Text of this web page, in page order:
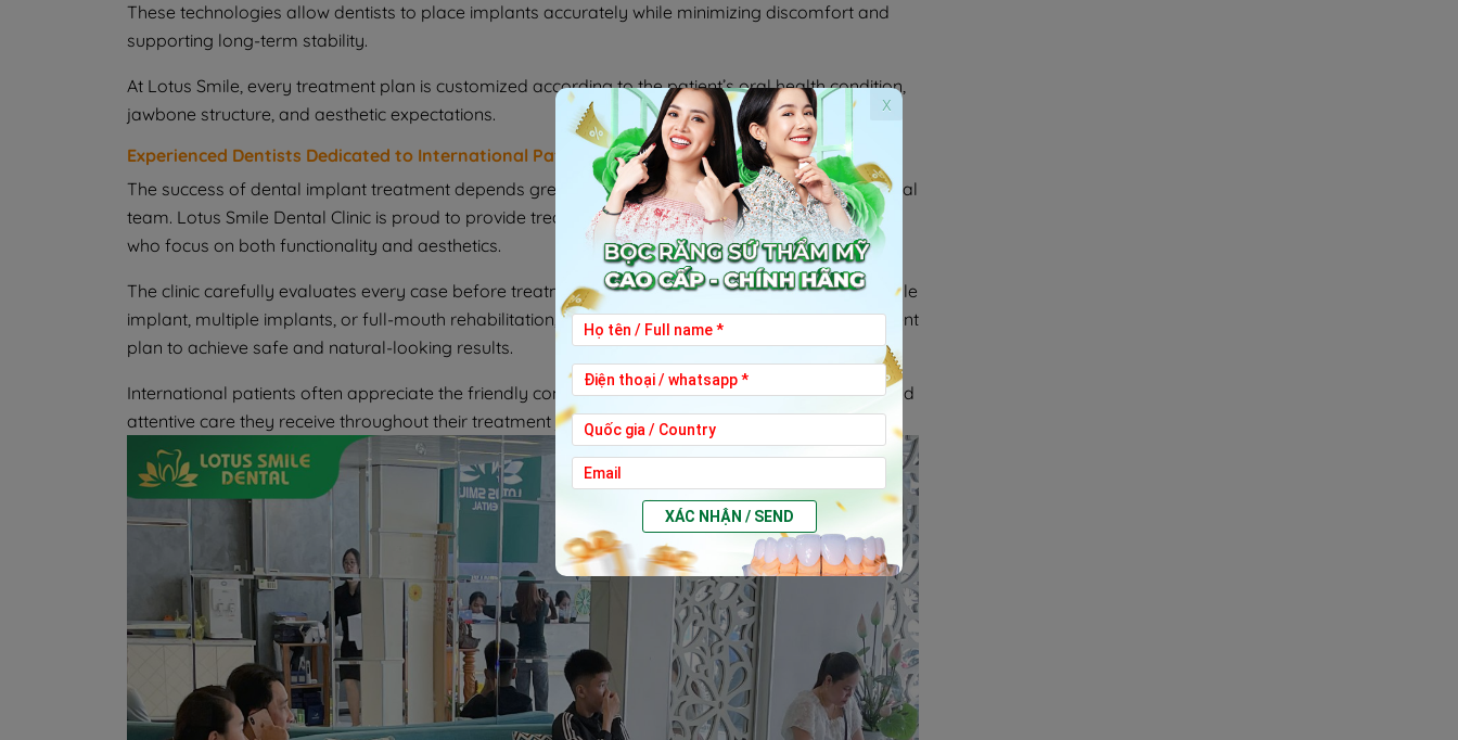
These technologies allow dentists to place implants accurately while minimizing discomfort and
supporting long-term stability.
At Lotus Smile, every treatment plan is customized according to the patient’s oral health condition,
jawbone structure, and aesthetic expectations.
Experienced Dentists Dedicated to International Patients
The success of dental implant treatment depends greatly on the experience and skills of the dental
team. Lotus Smile Dental Clinic is proud to provide treatment performed by experienced dentists
who focus on both functionality and aesthetics.
The clinic carefully evaluates every case before treatment begins. Whether patients require a single
implant, multiple implants, or full-mouth rehabilitation, the team develops a personalized treatment
plan to achieve safe and natural-looking results.
International patients often appreciate the friendly communication, professional consultations, and
attentive care they receive throughout their treatment journey.
x
XÁC NHẬN / SEND